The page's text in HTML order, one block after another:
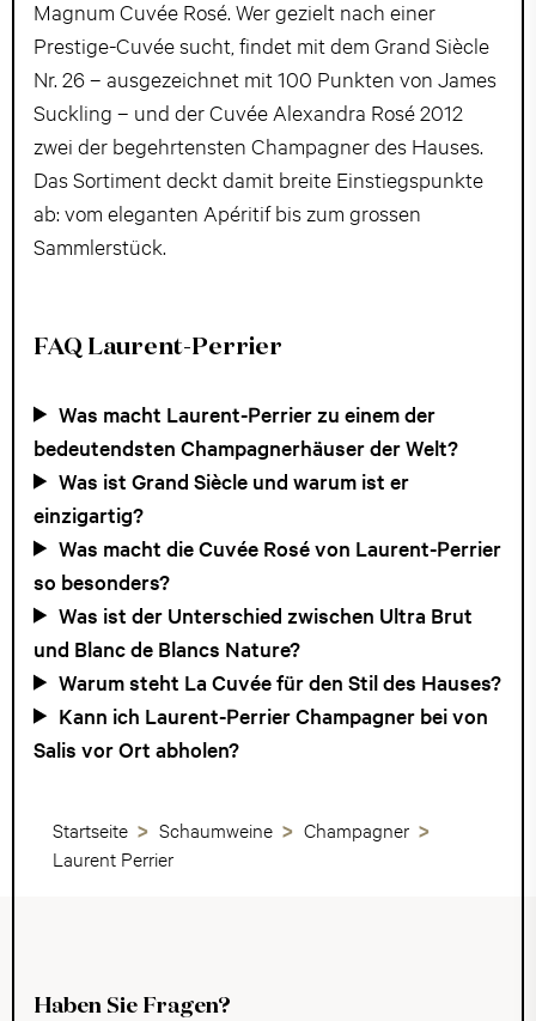
Magnum Cuvée Rosé. Wer gezielt nach einer
Prestige-Cuvée sucht, findet mit dem Grand Siècle
Nr. 26 – ausgezeichnet mit 100 Punkten von James
Suckling – und der Cuvée Alexandra Rosé 2012
zwei der begehrtensten Champagner des Hauses.
Das Sortiment deckt damit breite Einstiegspunkte
ab: vom eleganten Apéritif bis zum grossen
Sammlerstück.
FAQ Laurent-Perrier
Was macht Laurent-Perrier zu einem der
bedeutendsten Champagnerhäuser der Welt?
Was ist Grand Siècle und warum ist er
einzigartig?
Was macht die Cuvée Rosé von Laurent-Perrier
so besonders?
Was ist der Unterschied zwischen Ultra Brut
und Blanc de Blancs Nature?
Warum steht La Cuvée für den Stil des Hauses?
Kann ich Laurent-Perrier Champagner bei von
Salis vor Ort abholen?
Startseite Schaumweine
Champagner
Laurent Perrier
Haben Sie Fragen?